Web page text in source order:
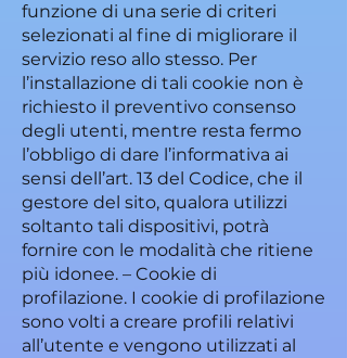
funzione di una serie di criteri
selezionati al fine di migliorare il
servizio reso allo stesso. Per
l’installazione di tali cookie non è
richiesto il preventivo consenso
degli utenti, mentre resta fermo
l’obbligo di dare l’informativa ai
sensi dell’art. 13 del Codice, che il
gestore del sito, qualora utilizzi
soltanto tali dispositivi, potrà
fornire con le modalità che ritiene
più idonee. – Cookie di
profilazione. I cookie di profilazione
sono volti a creare profili relativi
all’utente e vengono utilizzati al